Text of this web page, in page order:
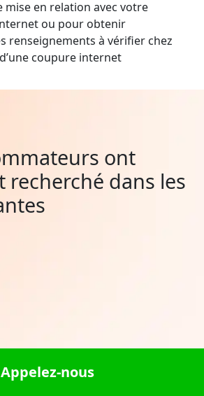
mise en relation avec votre
ou pour obtenir
renseignements à vérifier chez
coupure internet
ont
recherché dans les
Appelez-nous